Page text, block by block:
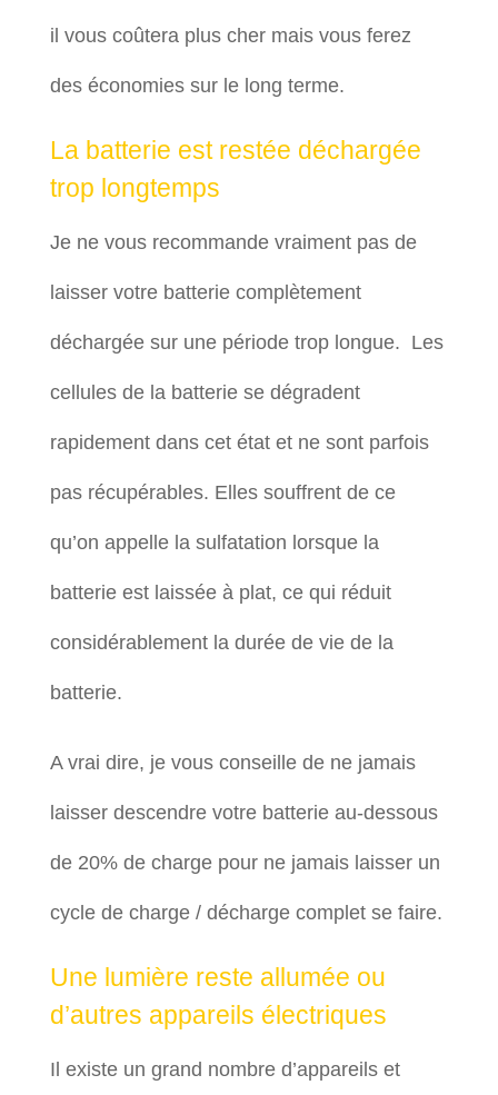
il vous coûtera plus cher mais vous ferez
des économies sur le long terme.
La batterie est restée déchargée
trop longtemps
Je ne vous recommande vraiment pas de
laisser votre batterie complètement
déchargée sur une période trop longue. Les
cellules de la batterie se dégradent
rapidement dans cet état et ne sont parfois
pas récupérables. Elles souffrent de ce
qu’on appelle la sulfatation lorsque la
batterie est laissée à plat, ce qui réduit
considérablement la durée de vie de la
batterie.
A vrai dire, je vous conseille de ne jamais
laisser descendre votre batterie au-dessous
de 20% de charge pour ne jamais laisser un
cycle de charge / décharge complet se faire.
Une lumière reste allumée ou
d’autres appareils électriques
Il existe un grand nombre d’appareils et